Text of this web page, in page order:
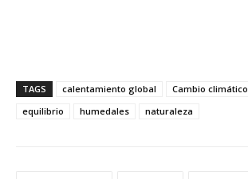
TAGS calentamiento global Cambio climático
equilibrio
humedales naturaleza